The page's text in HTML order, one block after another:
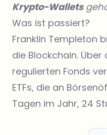
Krypto-Wallets
Was ist passiert?
Franklin Templeton
die Blockchain.
regulierten Fonds
ETFs, die an
Tagen im Jahr, 24